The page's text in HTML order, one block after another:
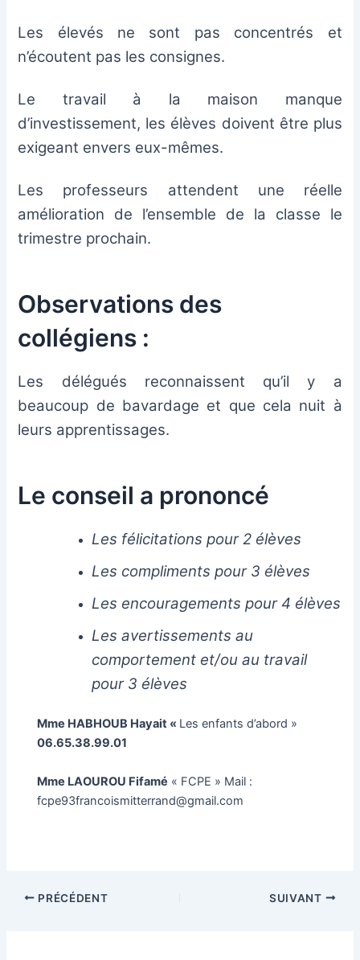
Les élevés ne sont pas concentrés et
n’écoutent pas les consignes.
Le travail à la maison manque
d’investissement, les élèves doivent être plus
exigeant envers eux-mêmes.
Les professeurs attendent une réelle
amélioration de l’ensemble de la classe le
trimestre prochain.
Observations des
collégiens :
Les délégués reconnaissent qu’il y a
beaucoup de bavardage et que cela nuit à
leurs apprentissages.
Le conseil a prononcé
Les félicitations pour 2 élèves
Les compliments pour 3 élèves
Les encouragements pour 4 élèves
Les avertissements au
comportement et/ou au travail
pour 3 élèves
Mme HABHOUB Hayait « Les enfants d’abord »
06.65.38.99.01
Mme LAOUROU Fifamé « FCPE » Mail :
fcpe93francoismitterrand@gmail.com
NavigationPRÉCÉDENT SUIVANT